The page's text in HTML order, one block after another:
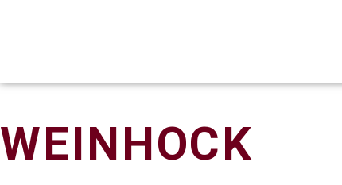
WEINHOCK